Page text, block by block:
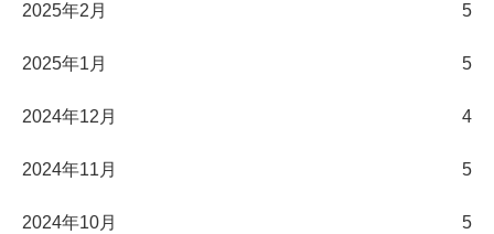
2025年2月 5
2025年1月 5
2024年12月 4
2024年11月 5
2024年10月 5